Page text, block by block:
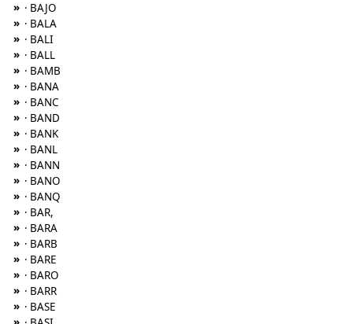
» · BAJO
» · BALA
» · BALI
» · BALL
» · BAMB
» · BANA
» · BANC
» · BAND
» · BANK
» · BANL
» · BANN
» · BANO
» · BANQ
» · BAR,
» · BARA
» · BARB
» · BARE
» · BARO
» · BARR
» · BASE